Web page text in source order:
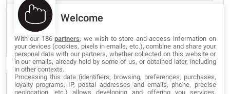
Guía para principiantes sobre las API con Google Sheets
y Google Apps Script
54,898 views
FOLLOW US
Welcome
With our 186partners, we wish to store and access information on
your devices (cookies, pixels in emails, etc.), combine and share your
personal data with our partners, whether collected on this website or
in our emails, already held by some of us, or obtained later, including
in other contexts.
Processing this data (identifiers, browsing, preferences, purchases,
loyalty programs, IP, postal addresses and emails, phone, precise
geolocation, etc.) allows developing and offering you services,